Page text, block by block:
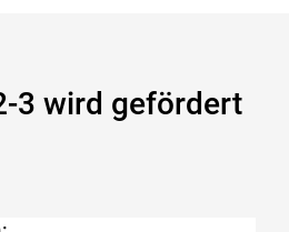
3 wird gefördert